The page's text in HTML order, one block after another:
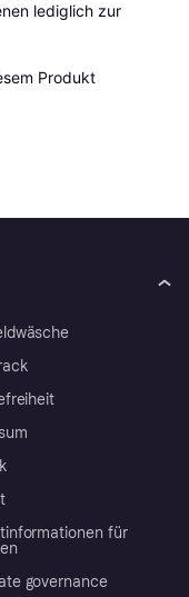
lediglich zur
Produkt
für
governance